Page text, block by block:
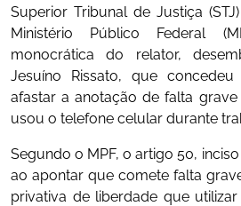
Superior Tribunal de Justiça
Ministério Público Federal
monocrática do relator,
Jesuíno Rissato, que
afastar a anotação de falta
usou o telefone celular durante
Segundo o MPF, o artigo 50,
ao apontar que comete falta
privativa de liberdade que